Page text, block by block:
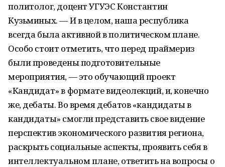
политолог, доцент УГУЭС Константин
Кузьминых. — И в целом, наша республика
всегда была активной в политическом плане.
Особо стоит отметить, что перед праймериз
были проведены подготовительные
мероприятия, — это обучающий проект
«Кандидат» в формате видеолекций, и, конечно
же, дебаты. Во время дебатов «кандидаты в
кандидаты» смогли представить свое видение
перспектив экономического развития региона,
раскрыть социальные аспекты, проявить себя в
интеллектуальном плане, ответить на вопросы о